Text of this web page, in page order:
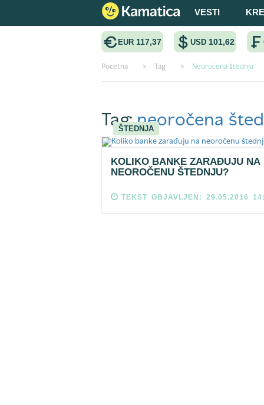
VESTI
EUR 117,37 USD 101,62
Pocetna > Tag > Neoročena štednja
Tag:neoročena
ŠTEDNJA
KOLIKO BANKE ZARAĐUJU NA
NEOROČENU ŠTEDNJU?
TEKST OBJAVLJEN: 29.05.2016